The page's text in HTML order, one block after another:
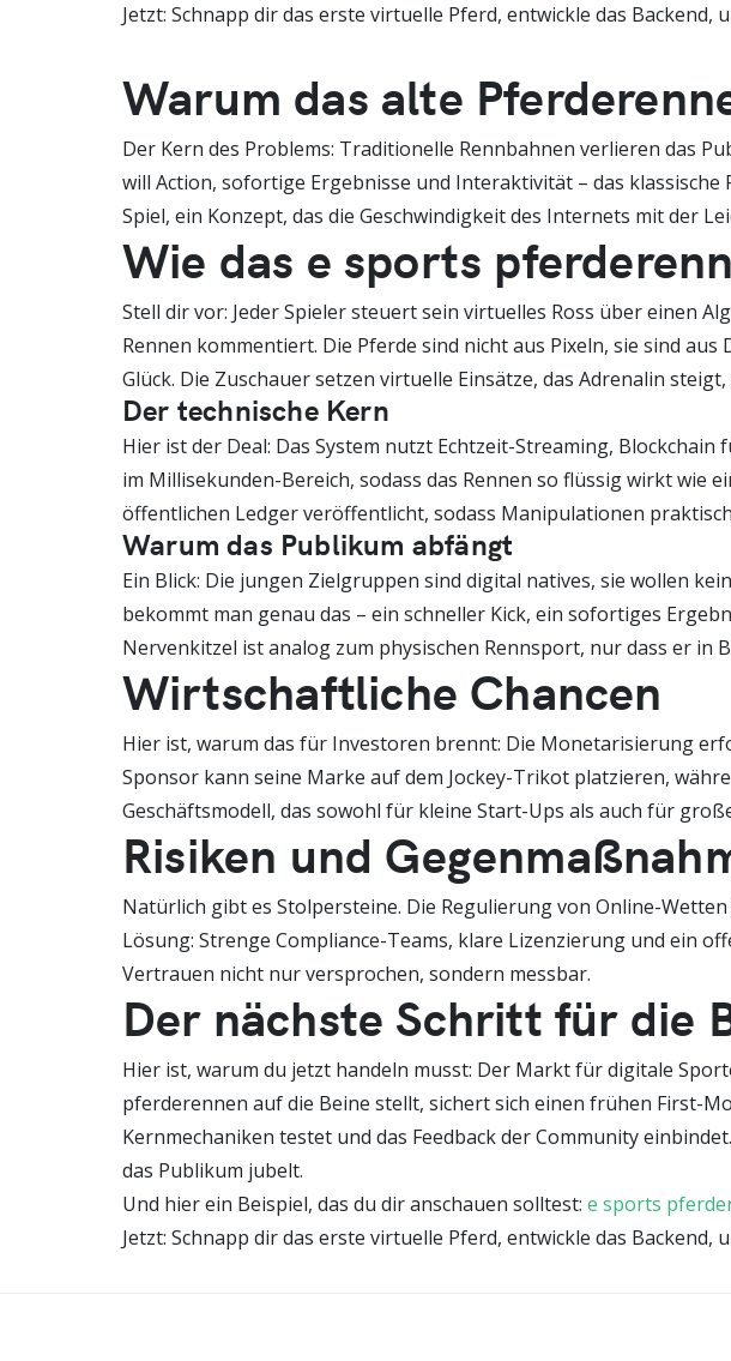
Jetzt: Schnapp dir das erste virtuelle Pferd, entwickle das
Warum das alte
Der Kern des Problems: Traditionelle Rennbahnen verlieren das
will Action, sofortige Ergebnisse und Interaktivität – das
Spiel, ein Konzept, das die Geschwindigkeit des Internets mit der
Wie das e sports
Stell dir vor: Jeder Spieler steuert sein virtuelles Ross über einen
Rennen kommentiert. Die Pferde sind nicht aus Pixeln, sie sind
Glück. Die Zuschauer setzen virtuelle Einsätze, das Adrenalin
Der technische Kern
Hier ist der Deal: Das System nutzt Echtzeit-Streaming,
im Millisekunden-Bereich, sodass das Rennen so flüssig wirkt wie
öffentlichen Ledger veröffentlicht, sodass Manipulationen
Warum das Publikum abfängt
Ein Blick: Die jungen Zielgruppen sind digital natives, sie wollen
bekommt man genau das – ein schneller Kick, ein sofortiges
Nervenkitzel ist analog zum physischen Rennsport, nur dass er in
Wirtschaftliche Chancen
Hier ist, warum das für Investoren brennt: Die Monetarisierung
Sponsor kann seine Marke auf dem Jockey-Trikot platzieren,
Geschäftsmodell, das sowohl für kleine Start-Ups als auch für
Risiken und
Natürlich gibt es Stolpersteine. Die Regulierung von Online-
Lösung: Strenge Compliance-Teams, klare Lizenzierung und ein
Vertrauen nicht nur versprochen, sondern messbar.
Der nächste Schritt für die
Hier ist, warum du jetzt handeln musst: Der Markt für digitale
pferderennen auf die Beine stellt, sichert sich einen frühen First-
Kernmechaniken testet und das Feedback der Community
das Publikum jubelt.
Und hier ein Beispiel, das du dir anschauen solltest: e sports
Jetzt: Schnapp dir das erste virtuelle Pferd, entwickle das